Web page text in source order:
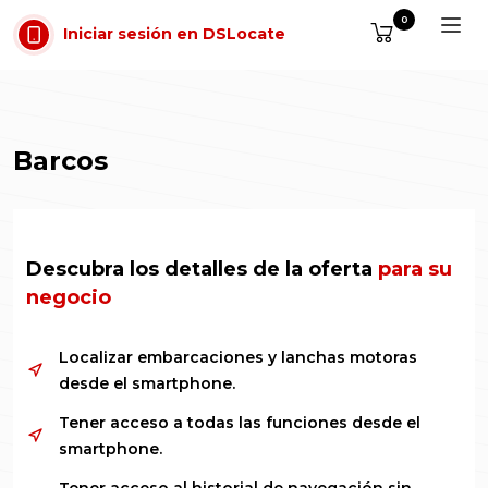
Saltar al contenido
Iniciar sesión en DSLocate
0
Barcos
Descubra los detalles de la oferta para su
negocio
Localizar embarcaciones y lanchas motoras
desde el smartphone.
Tener acceso a todas las funciones desde el
smartphone.